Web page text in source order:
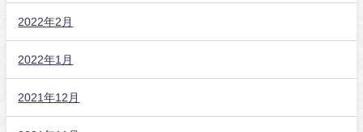
2022年2月
2022年1月
2021年12月